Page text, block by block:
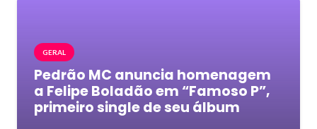
GERAL
Pedrão MC anuncia homenagem
a Felipe Boladão em “Famoso P”,
primeiro single de seu álbum